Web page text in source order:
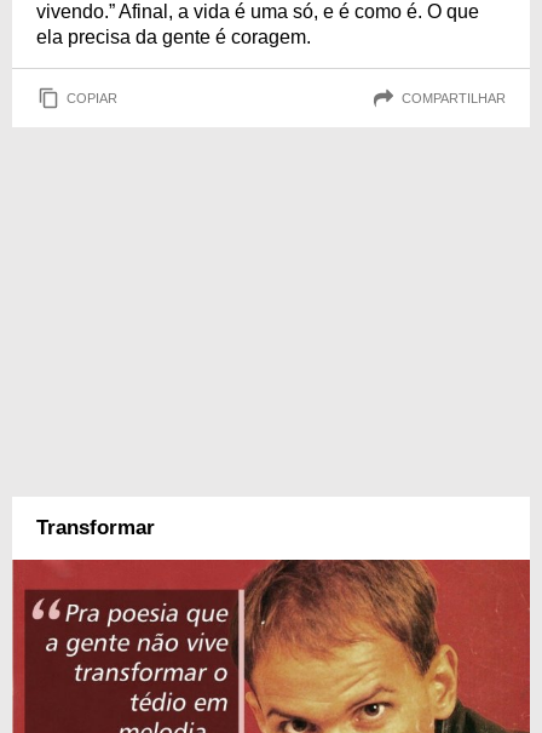
vivendo.” Afinal, a vida é uma só, e é como é. O que
ela precisa da gente é coragem.
COPIAR COMPARTILHAR
Transformar